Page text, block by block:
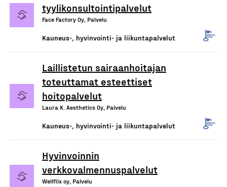
tyylikonsultointipalvelut
Face Factory Oy, Palvelu
Kauneus-, hyvinvointi- ja liikuntapalvelut
Laillistetun sairaanhoitajan
toteuttamat esteettiset
hoitopalvelut
Laura K. Aesthetics Oy, Palvelu
Kauneus-, hyvinvointi- ja liikuntapalvelut
Hyvinvoinnin
verkkovalmennuspalvelut
Wellflix oy, Palvelu